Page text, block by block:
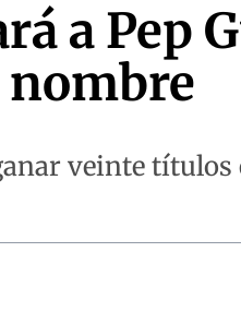
a Pep
nombre
veinte títulos